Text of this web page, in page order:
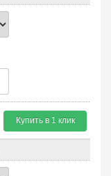
Купить в 1 клик